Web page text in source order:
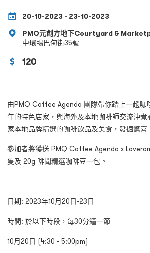
20-10-2023 - 23-10-2023
PMQ元創方地下Courtyard &
中環鴨巴甸街35號
120
由PMQ Coffee Agenda 團隊帶你踏上一趟咖
年的特色店家，與海外及本地咖啡師交流沖煮
家本地品牌精選的咖啡飲品及美食，發掘驚喜
參加者將獲送 PMQ Coffee Agenda x
隻及 20g 啡聞精選咖啡豆一包。
日期: 2023年10月20日-23日
時間: 於以下時段，每30分鐘一節
10月20日 (4:30 - 5:00pm)